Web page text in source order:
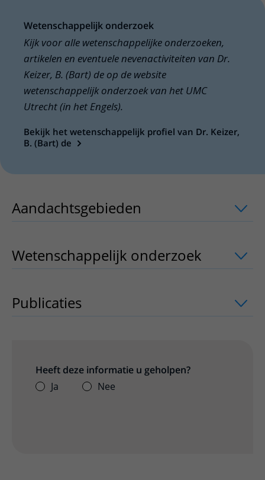
Wetenschappelijk onderzoek
Kijk voor alle wetenschappelijke onderzoeken,
artikelen en eventuele nevenactiviteiten van Dr.
Keizer, B. (Bart) de op de website
wetenschappelijk onderzoek van het UMC
Utrecht (in het Engels).
Bekijk het wetenschappelijk profiel van Dr. Keizer,
B. (Bart) de
Aandachtsgebieden uitklapper, klik
Wetenschappelijk onderzoek
Publicaties uitklapper, klik om te
Heeft deze informatie u geholpen?
Ja
Nee